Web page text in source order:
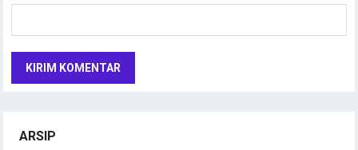
ARSIP